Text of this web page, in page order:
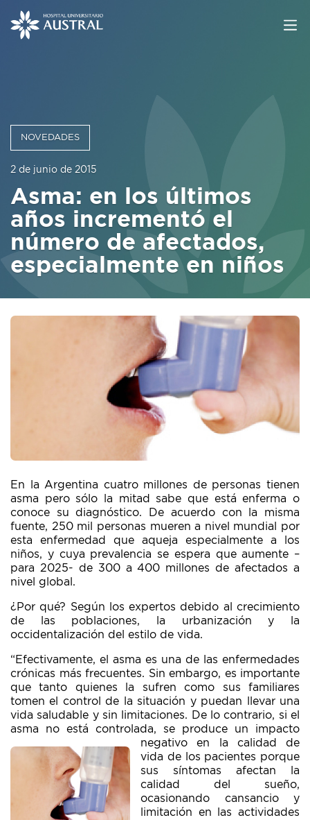
NOVEDADES
2 de junio de 2015
Asma: en los últimos
años incrementó el
número de afectados,
especialmente en niños
En la Argentina cuatro millones de personas tienen
asma pero sólo la mitad sabe que está enferma o
conoce su diagnóstico. De acuerdo con la misma
fuente, 250 mil personas mueren a nivel mundial por
esta enfermedad que aqueja especialmente a los
niños, y cuya prevalencia se espera que aumente –
para 2025- de 300 a 400 millones de afectados a
nivel global.
¿Por qué? Según los expertos debido al crecimiento
de las poblaciones, la urbanización y la
occidentalización del estilo de vida.
“Efectivamente, el asma es una de las enfermedades
crónicas más frecuentes. Sin embargo, es importante
que tanto quienes la sufren como sus familiares
tomen el control de la situación y puedan llevar una
vida saludable y sin limitaciones. De lo contrario, si el
asma no está controlada, se produce un impacto
negativo en la calidad de
vida de los pacientes porque
sus síntomas afectan la
calidad del sueño,
ocasionando cansancio y
limitación en las actividades